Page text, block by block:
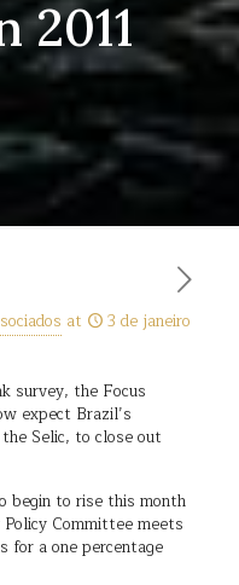
2011
at
3 de janeiro
survey, the Focus
expect Brazil’s
Selic, to close out
begin to rise this month
Committee meets
for a one percentage